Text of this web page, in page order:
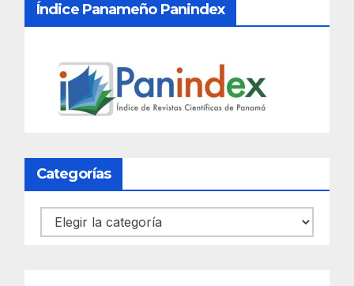
Índice Panameño Panindex
Categorías
Categorías